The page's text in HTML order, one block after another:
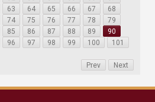
63 64 65 66 67
68
74 75 76 77 78
79
85 86 87 88 89
90
96 97 98 99 100
101
Prev
Next